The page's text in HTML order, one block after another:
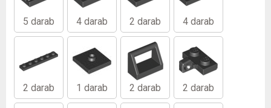
5 darab 4 darab 2 darab 4 darab
2 darab 1 darab 2 darab 2 darab